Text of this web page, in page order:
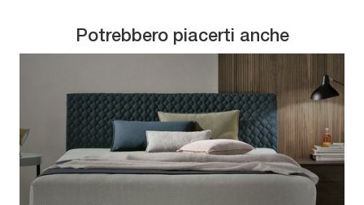
Potrebbero piacerti anche